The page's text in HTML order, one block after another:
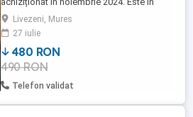
garanție pana în noiembrie 2026. Am
factura și certificatul de garanție.
Livezeni, Mures
27 iulie
480 RON
490 RON
Telefon validat